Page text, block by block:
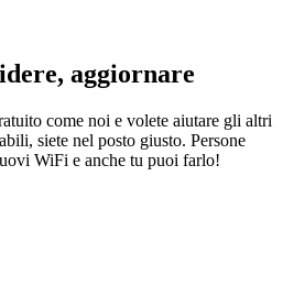
aggiornare
come noi e volete aiutare gli altri
siete nel posto giusto. Persone
WiFi e anche tu puoi farlo!